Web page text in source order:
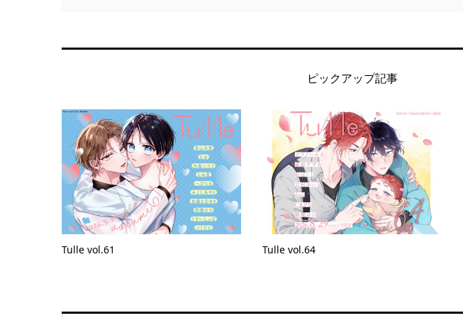
ピックアップ記事
Tulle vol.61 Tulle vol.64